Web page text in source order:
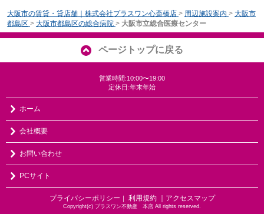
大阪市の賃貸・貸店舗｜株式会社プラスワン心斎橋店 > 周辺施設案内 > 大阪市
都島区 > 大阪市都島区の総合病院 > 大阪市立総合医療センター
ページトップに戻る
営業時間:10:00〜19:00
定休日:年末年始
ホーム
会社概要
お問い合わせ
PCサイト
プライバシーポリシー ｜ 利用規約 ｜アクセスマップ
Copyright(c) プラスワン不動産 本店 All rights reserved.